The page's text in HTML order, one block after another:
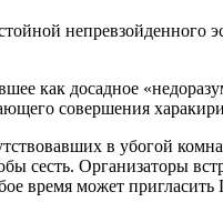
непревзойденного
как досадное
совершения
в убогой
Организаторы
время может